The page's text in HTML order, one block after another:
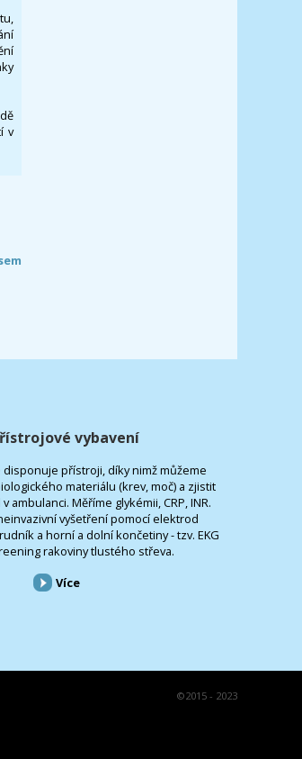
v
vybavení
disponuje přístroji, díky nimž můžeme
materiálu (krev, moč) a zjistit
ambulanci. Měříme glykémii, CRP, INR.
vyšetření pomocí elektrod
a horní a dolní končetiny - tzv. EKG
rakoviny tlustého střeva.
Více
©2015 - 2023